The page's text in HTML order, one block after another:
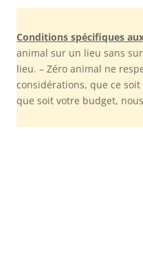
Conditions spécifiques
animal sur un lieu sans
lieu. – Zéro animal ne
considérations, que ce
que soit votre budget,